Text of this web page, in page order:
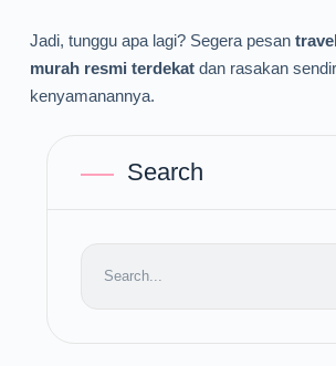
Jadi, tunggu apa lagi? Segera pesan
murah resmi terdekatdan rasakan
kenyamanannya.
Search